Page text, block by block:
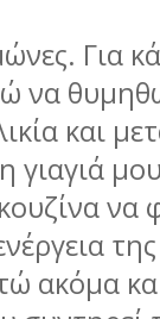
Για
να
και
να
ακόμα